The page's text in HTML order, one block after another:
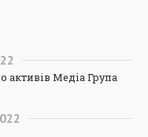
активів Медіа Група